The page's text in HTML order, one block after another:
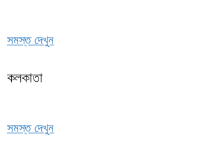
সমস্ত দেখুন
কলকাতা
সমস্ত দেখুন